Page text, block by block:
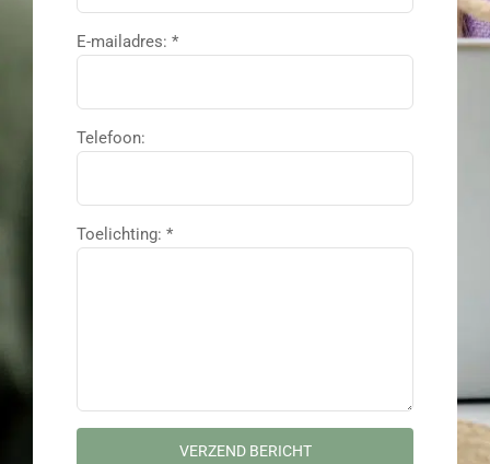
E-mailadres: *
Telefoon:
Toelichting: *